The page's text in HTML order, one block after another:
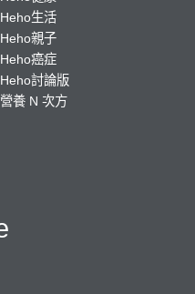
Heho生活
Heho親子
Heho癌症
Heho討論版
營養 N 次方